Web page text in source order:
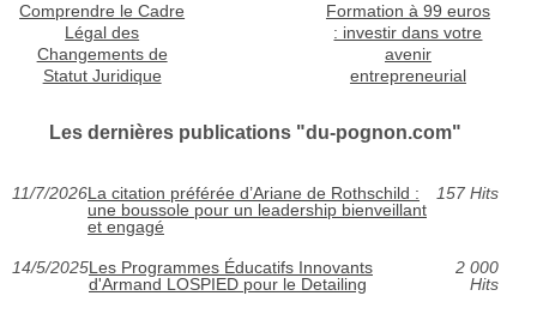
Comprendre le Cadre
Légal des
Changements de
Statut Juridique
Formation à 99 euros
: investir dans votre
avenir
entrepreneurial
Les dernières publications "du-pognon.com"
11/7/2026La citation préférée d’Ariane de Rothschild :
une boussole pour un leadership bienveillant
et engagé
157 Hits
14/5/2025Les Programmes Éducatifs Innovants
d'Armand LOSPIED pour le Detailing
2 000
Hits